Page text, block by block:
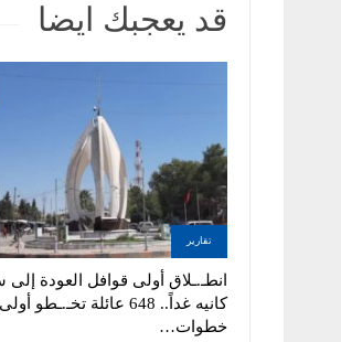
قد يعجبك ايضا
تقارير
انطـ.ـلاق أولى قوافل العودة
كانيه غداً.. 648 عائلة تخـ.ـطو أولى
خطوات…